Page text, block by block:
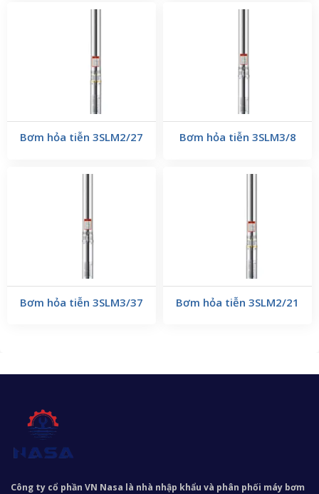
Bơm hỏa tiễn 3SLM2/27 Bơm hỏa tiễn 3SLM3/8
Bơm hỏa tiễn 3SLM3/37 Bơm hỏa tiễn 3SLM2/21
Công ty cổ phần VN Nasa là nhà nhập khẩu và phân phối máy bơm